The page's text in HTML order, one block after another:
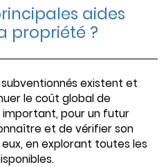
aides
propriété ?
existent et
le coût global de
important, pour un futur
et de vérifier son
en explorant toutes les